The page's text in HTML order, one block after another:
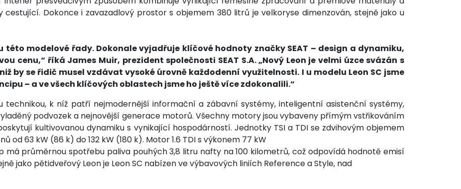
Dokonce i zavazadlový prostor s objemem 380 litrů je velkoryse dimenzován, stejně jako u
této modelové řady. Dokonale vyjadřuje klíčové hodnoty značky SEAT – design a dynamiku,
cenu,“ říká James Muir, prezident společnosti SEAT S.A. „Nový Leon je velmi úzce svázán s
by se řidič musel vzdávat vysoké úrovně každodenní využitelnosti. I u modelu Leon SC jsme
– a ve všech klíčových oblastech jsme ho ještě více zdokonalili.“
technikou, k níž patří nejmodernější informační a zábavní systémy, inteligentní asistenční systémy,
podvozek a nejnovější generace motorů. Všechny motory jsou vybaveny přímým vstřikováním
kultivovanou dynamiku s vynikající hospodárností. Jednotky TSI a TDI se zdvihovým objemem
od 63 kW (86 k) do 132 kW (180 k). Motor 1.6 TDI s výkonem 77 kW
průměrnou spotřebu paliva pouhých 3,8 litru nafty na 100 kilometrů, což odpovídá hodnotě emisí
jako pětidveřový Leon je Leon SC nabízen ve výbavových liniích Reference a Style, nad